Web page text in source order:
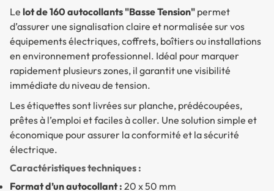
Le lot de 160 autocollants "Basse Tension" permet
d’assurer une signalisation claire et normalisée sur vos
équipements électriques, coffrets, boîtiers ou installations
en environnement professionnel. Idéal pour marquer
rapidement plusieurs zones, il garantit une visibilité
immédiate du niveau de tension.
Les étiquettes sont livrées sur planche, prédécoupées,
prêtes à l’emploi et faciles à coller. Une solution simple et
économique pour assurer la conformité et la sécurité
électrique.
Caractéristiques techniques :
Format d’un autocollant : 20 x 50 mm